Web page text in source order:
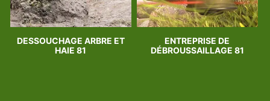
DESSOUCHAGE ARBRE ET
HAIE 81
ENTREPRISE DE
DÉBROUSSAILLAGE 81